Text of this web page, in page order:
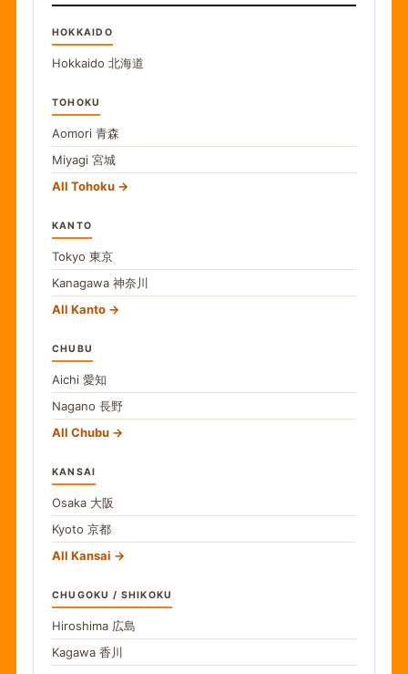
HOKKAIDO
Hokkaido 北海道
TOHOKU
Aomori 青森
Miyagi 宮城
All Tohoku
KANTO
Tokyo 東京
Kanagawa 神奈川
All Kanto
CHUBU
Aichi 愛知
Nagano 長野
All Chubu
KANSAI
Osaka 大阪
Kyoto 京都
All Kansai
CHUGOKU / SHIKOKU
Hiroshima 広島
Kagawa 香川